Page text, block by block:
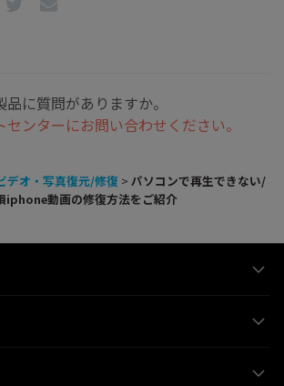
品に質問がありますか。
ンターにお問い合わせください。
デオ・写真復元/修復 > パソコンで再生できない/
iphone動画の修復方法をご紹介